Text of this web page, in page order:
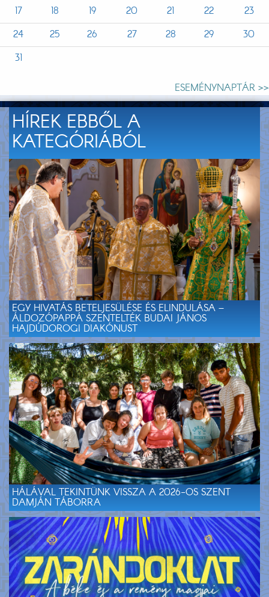
17 18 19 20 21 22
23
24
25 26 27 28 29
30
31
ESEMÉNYNAPTÁR >>
HÍREK EBBŐL A
KATEGÓRIÁBÓL
EGY HIVATÁS BETELJESÜLÉSE ÉS ELINDULÁSA –
ÁLDOZÓPAPPÁ SZENTELTÉK BUDAI JÁNOS
HAJDÚDOROGI DIAKÓNUST
HÁLÁVAL TEKINTÜNK VISSZA A 2026-OS SZENT
DAMJÁN TÁBORRA